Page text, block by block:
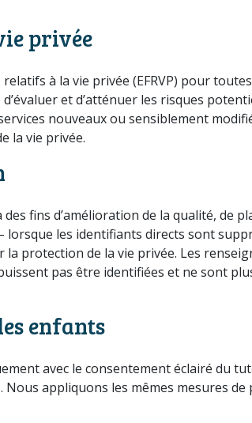
privée
à la vie privée (EFRVP) pour
et d’atténuer les risques
nouveaux ou sensiblement
la vie privée.
fins d’amélioration de la qualité, de
les identifiants directs sont
protection de la vie privée. Les
pas être identifiées et ne sont
enfants
avec le consentement éclairé du
appliquons les mêmes mesures